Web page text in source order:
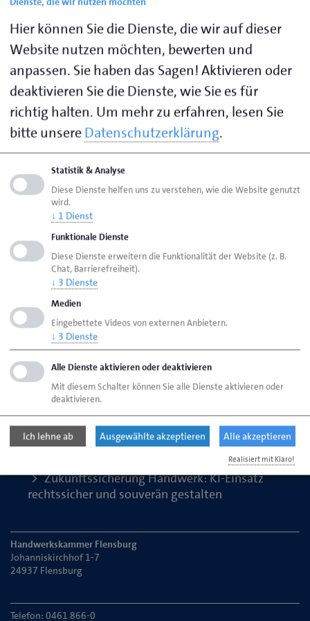
Künstliche Intelligenz ist weit mehr als ein
technisches Spielzeug – sie ist der entscheidende
Werkzeugkasten für die Zukunftsfähigkeit des
Handwerks. Um das Potenzial voll auszuschöpfen
und gleichzeitig die neuen gesetzlichen
Anforderungen des EU AI Acts zu erfüllen, benötigen
Betriebe eine klare Strategie. Diese Schulung legt das
Fundament: Wir wandeln regulatorische Pflichten in
echte Wettbewerbsvorteile um.
Zur Anmeldung
30.06.2026
Seite empfehlen
Seite drucken
aktualisiert am 22. Juni 2026
Zukunftssicherung Handwerk: KI-Einsatz
rechtssicher und souverän gestalten
Handwerkskammer Flensburg
Johanniskirchhof 1-7
24937 Flensburg
Telefon: 0461 866-0
Hier können Sie die Dienste, die wir auf dieser
Website nutzen möchten, bewerten und
anpassen. Sie haben das Sagen! Aktivieren oder
deaktivieren Sie die Dienste, wie Sie es für
richtig halten. Um mehr zu erfahren, lesen Sie
bitte unsereDatenschutzerklärung.
Statistik & Analyse
Diese Dienste helfen uns zu verstehen, wie die Website genutzt
wird.
↓ 1 Dienst
Funktionale Dienste
Diese Dienste erweitern die Funktionalität der Website (z. B.
Chat, Barrierefreiheit).
↓ 3 Dienste
Medien
Eingebettete Videos von externen Anbietern.
↓ 3 Dienste
Alle Dienste aktivieren oder deaktivieren
Mit diesem Schalter können Sie alle Dienste aktivieren oder
deaktivieren.
Ich lehne ab Ausgewählte akzeptieren Alle akzeptieren
Realisiert mit Klaro!